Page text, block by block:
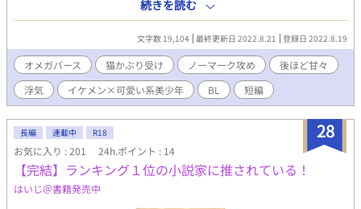
意識されていなかったα×厚い猫ガワを被るΩ ※可愛い受けをご期
待の皆様、先に謝罪いたします。申し訳ございません、おりませ
ん。
続きを読む
文字数 19,104 最終更新日 2022.8.21 登録日 2022.8.19
オメガバース 猫かぶり受け ノーマーク攻め
後ほど甘々
浮気
イケメン×可愛い系美少年 BL 短編
28
長編 連載中 R18
お気に入り : 201 24h.ポイント : 14
【完結】ランキング１位の小説家に推されている！
はいじ＠書籍発売中